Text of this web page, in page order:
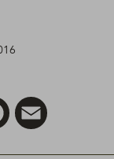
Pinterest